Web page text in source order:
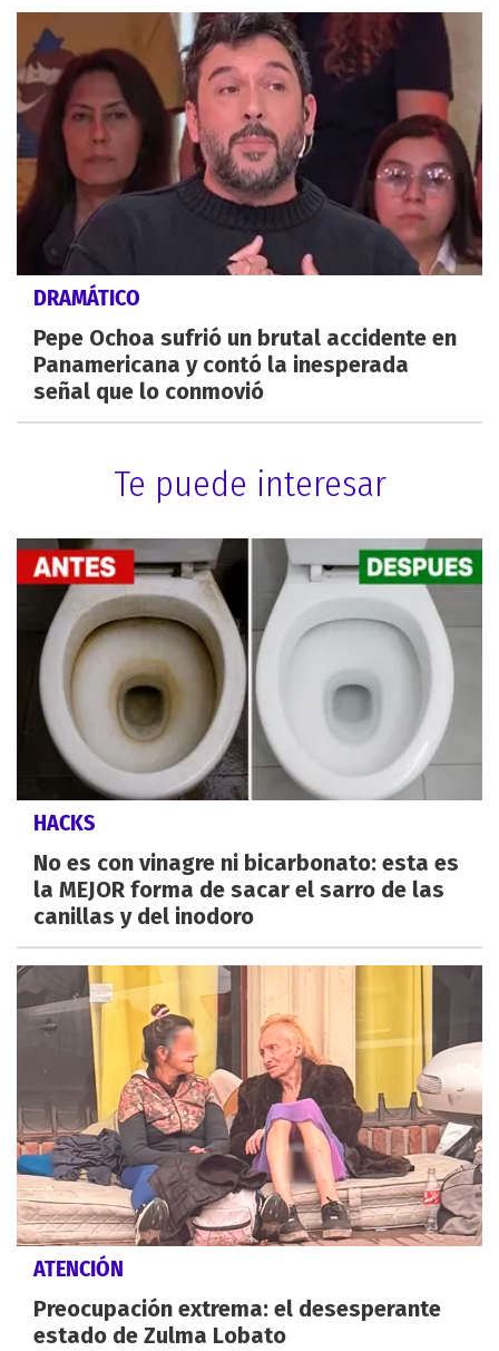
DRAMÁTICO
Pepe Ochoa sufrió un brutal accidente en
Panamericana y contó la inesperada
señal que lo conmovió
Te puede interesar
HACKS
No es con vinagre ni bicarbonato: esta es
la MEJOR forma de sacar el sarro de las
canillas y del inodoro
ATENCIÓN
Preocupación extrema: el desesperante
estado de Zulma Lobato